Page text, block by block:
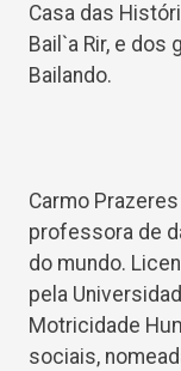
Casa das
Bail`a Rir, e dos
Bailando.
Carmo
professora de
do mundo.
pela
Motricidade
sociais,